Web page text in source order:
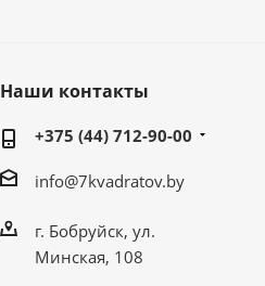
Наши контакты
+375 (44) 712-90-00
info@7kvadratov.by
г. Бобруйск, ул.
Минская, 108